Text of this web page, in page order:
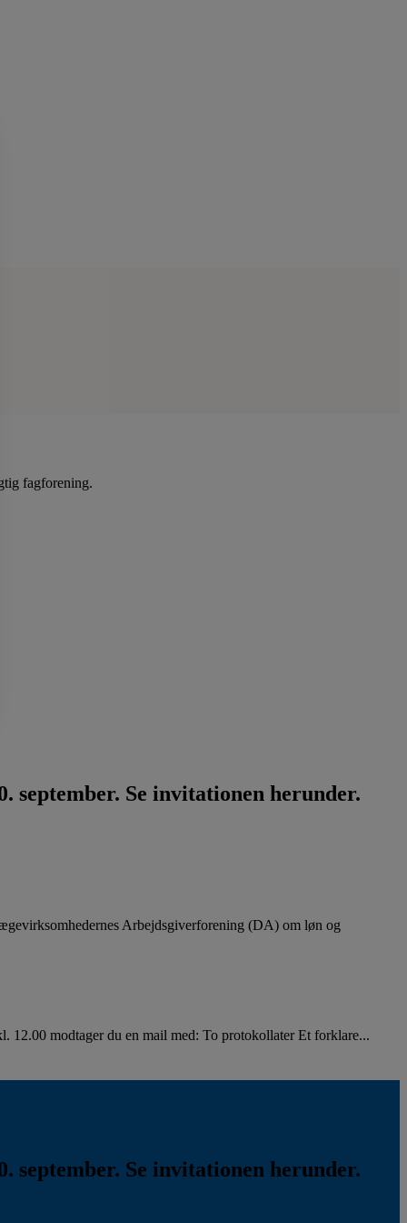
fagforening.
september. Se invitationen herunder.
Arbejdsgiverforening (DA) om løn og
12.00 modtager du en mail med: To protokollater Et forklare...
september. Se invitationen herunder.